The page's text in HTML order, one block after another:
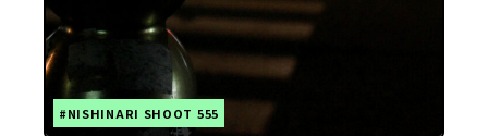
#NISHINARI SHOOT 555